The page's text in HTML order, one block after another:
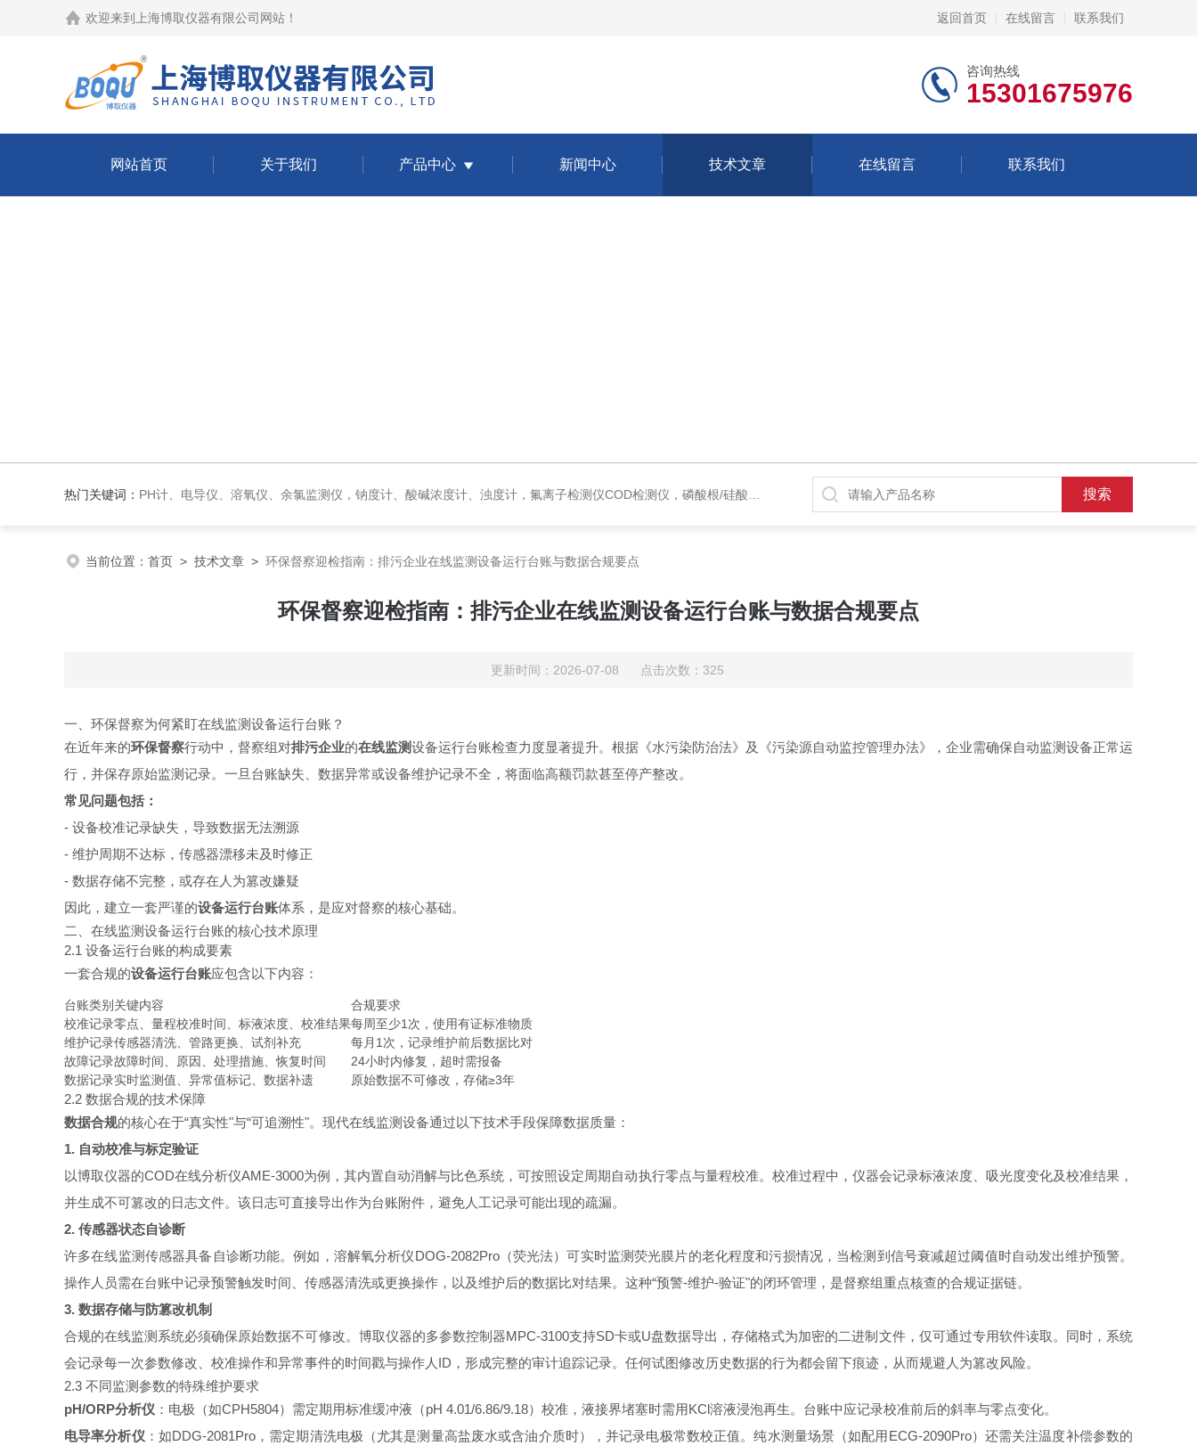
欢迎来到 上海博取仪器有限公司网站 ！ 返回首页 在线留言 联系我们
咨询热线
15301675976
网站首页 关于我们 产品中心 新闻中心 技术文章 在线留言 联系我们
热门关键词： PH计、电导仪、溶氧仪、余氯监测仪，钠度计、酸碱浓度计、浊度计，氟离子检测仪COD检测仪，磷酸根/硅酸根分析仪，PH电极、溶氧电极、电导电极
当前位置： 首页 > 技术文章 > 环保督察迎检指南：排污企业在线监测设备运行台账与数据合规要点
环保督察迎检指南：排污企业在线监测设备运行台账与数据合规要点
更新时间：2026-07-08 点击次数：325
一、环保督察为何紧盯在线监测设备运行台账？
在近年来的环保督察行动中，督察组对排污企业的在线监测设备运行台账检查力度显著提升。根据《水污染防治法》及《污染源自动监控管理办法》，企业需确保自动监测设备正常运
行，并保存原始监测记录。一旦台账缺失、数据异常或设备维护记录不全，将面临高额罚款甚至停产整改。
常见问题包括：
- 设备校准记录缺失，导致数据无法溯源
- 维护周期不达标，传感器漂移未及时修正
- 数据存储不完整，或存在人为篡改嫌疑
因此，建立一套严谨的设备运行台账体系，是应对督察的核心基础。
二、在线监测设备运行台账的核心技术原理
2.1 设备运行台账的构成要素
一套合规的设备运行台账应包含以下内容：
台账类别 关键内容
合规要求
校准记录零点、量程校准时间、标液浓度、校准结果每周至少1次，使用有证标准物质
维护记录传感器清洗、管路更换、试剂补充
每月1次，记录维护前后数据比对
故障记录故障时间、原因、处理措施、恢复时间
24小时内修复，超时需报备
数据记录实时监测值、异常值标记、数据补遗 原始数据不可修改，存储≥3年
2.2 数据合规的技术保障
数据合规的核心在于“真实性"与“可追溯性"。现代在线监测设备通过以下技术手段保障数据质量：
1. 自动校准与标定验证
以博取仪器的COD在线分析仪AME-3000为例，其内置自动消解与比色系统，可按照设定周期自动执行零点与量程校准。校准过程中，仪器会记录标液浓度、吸光度变化及校准结果，
并生成不可篡改的日志文件。该日志可直接导出作为台账附件，避免人工记录可能出现的疏漏。
2. 传感器状态自诊断
许多在线监测传感器具备自诊断功能。例如，溶解氧分析仪DOG-2082Pro（荧光法）可实时监测荧光膜片的老化程度和污损情况，当检测到信号衰减超过阈值时自动发出维护预警。
操作人员需在台账中记录预警触发时间、传感器清洗或更换操作，以及维护后的数据比对结果。这种“预警-维护-验证"的闭环管理，是督察组重点核查的合规证据链。
3. 数据存储与防篡改机制
合规的在线监测系统必须确保原始数据不可修改。博取仪器的多参数控制器MPC-3100支持SD卡或U盘数据导出，存储格式为加密的二进制文件，仅可通过专用软件读取。同时，系统
会记录每一次参数修改、校准操作和异常事件的时间戳与操作人ID，形成完整的审计追踪记录。任何试图修改历史数据的行为都会留下痕迹，从而规避人为篡改风险。
2.3 不同监测参数的特殊维护要求
pH/ORP分析仪 ：电极（如CPH5804）需定期用标准缓冲液（pH 4.01/6.86/9.18）校准，液接界堵塞时需用KCl溶液浸泡再生。台账中应记录校准前后的斜率与零点变化。
电导率分析仪 ：如DDG-2081Pro，需定期清洗电极（尤其是测量高盐废水或含油介质时），并记录电极常数校正值。纯水测量场景（如配用ECG-2090Pro）还需关注温度补偿参数的